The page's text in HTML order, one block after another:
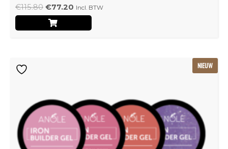
€115.80 €77.20 Incl. BTW
NIEUW